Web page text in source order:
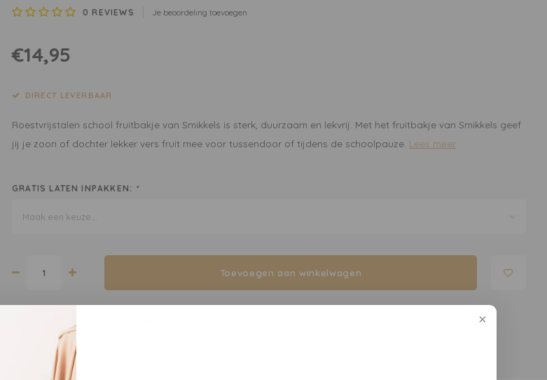
0 REVIEWS Je beoordeling toevoegen
€14,95
DIRECT LEVERBAAR
Roestvrijstalen school fruitbakje van Smikkels is sterk, duurzaam en lekvrij. Met het fruitbakje van Smikkels geef
jij je zoon of dochter lekker vers fruit mee voor tussendoor of tijdens de schoolpauze. Lees meer
GRATIS LATEN INPAKKEN: *
Maak een keuze...
Toevoegen aan winkelwagen